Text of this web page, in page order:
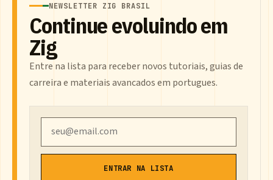
NEWSLETTER ZIG BRASIL
Continue evoluindo em
Zig
Entre na lista para receber novos tutoriais, guias de
carreira e materiais avancados em portugues.
ENTRAR NA LISTA